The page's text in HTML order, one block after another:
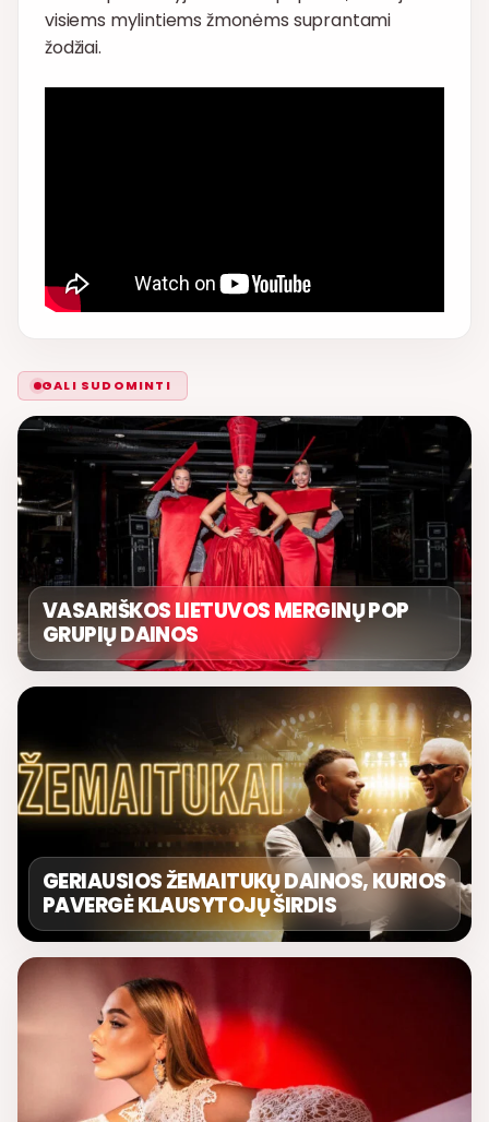
visiems mylintiems žmonėms suprantami
žodžiai.
GALI SUDOMINTI
VASARIŠKOS LIETUVOS MERGINŲ POP
GRUPIŲ DAINOS
GERIAUSIOS ŽEMAITUKŲ DAINOS, KURIOS
PAVERGĖ KLAUSYTOJŲ ŠIRDIS